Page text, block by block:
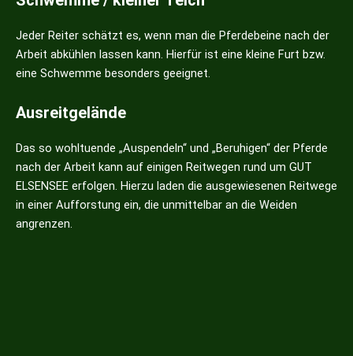
Jeder Reiter schätzt es, wenn man die Pferdebeine nach der
Arbeit abkühlen lassen kann. Hierfür ist eine kleine Furt bzw.
eine Schwemme besonders geeignet.
Ausreitgelände
Das so wohltuende „Auspendeln“ und „Beruhigen“ der Pferde
nach der Arbeit kann auf einigen Reitwegen rund um GUT
ELSENSEE erfolgen. Hierzu laden die ausgewiesenen Reitwege
in einer Aufforstung ein, die unmittelbar an die Weiden
angrenzen.